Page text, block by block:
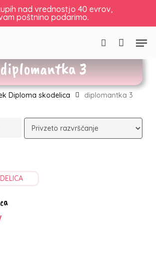
nad vrednostjo 40 evrov,
poštnino podarimo.
diplomantka 3
Diploma skodelica diplomantka 3